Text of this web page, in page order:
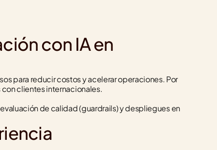
con IA en
para reducir costos y acelerar operaciones. Por
clientes internacionales.
de calidad (guardrails) y despliegues en